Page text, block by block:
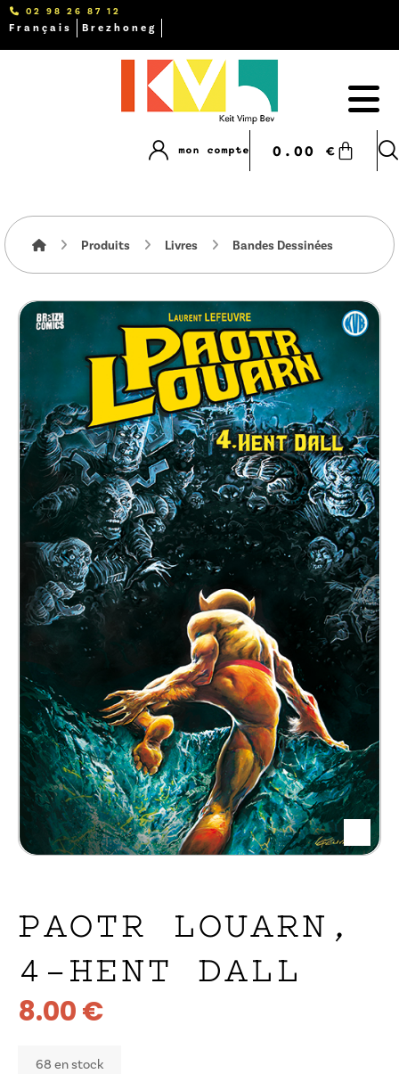
Français Brezhoneg
02 98 26 87 12
0.00 €
mon compte
Produits Livres Bandes Dessinées
PAOTR LOUARN,
4-HENT DALL
8.00€
68 en stock